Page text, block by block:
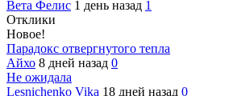
Вета Фелис 1 день назад 1
Отклики
Новое!
Парадокс отвергнутого тепла
Айхо 8 дней назад 0
Не ожидала
Lesnichenko Vika 18 дней назад 0